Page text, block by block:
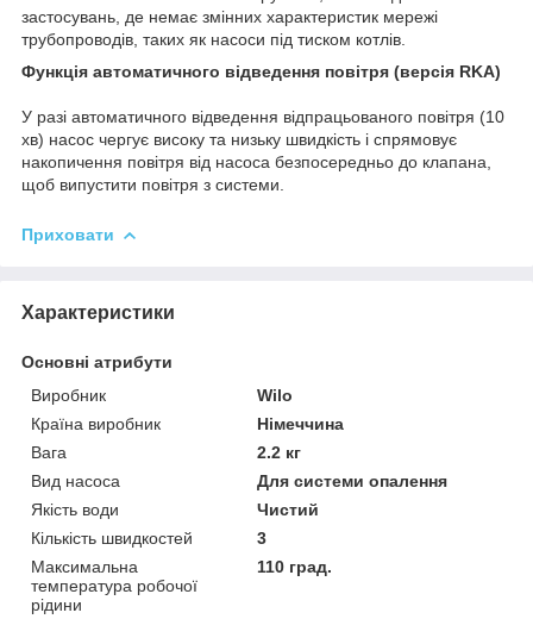
застосувань, де немає змінних характеристик мережі
трубопроводів, таких як насоси під тиском котлів.
Функція автоматичного відведення повітря (версія RKA)
У разі автоматичного відведення відпрацьованого повітря (10
хв) насос чергує високу та низьку швидкість і спрямовує
накопичення повітря від насоса безпосередньо до клапана,
щоб випустити повітря з системи.
Приховати
Характеристики
Основні атрибути
Виробник
Wilo
Країна виробник
Німеччина
Вага
2.2 кг
Вид насоса
Для системи опалення
Якість води
Чистий
Кількість швидкостей
3
Максимальна
температура робочої
рідини
110 град.